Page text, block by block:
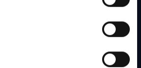
students